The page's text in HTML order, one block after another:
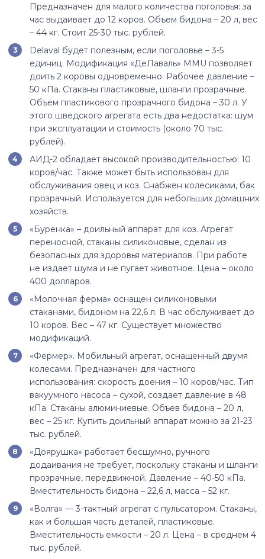
Предназначен для малого количества поголовья: за
час выдаивает до 12 коров. Объем бидона – 20 л, вес
– 44 кг. Стоит 25-30 тыс. рублей.
Delaval будет полезным, если поголовье – 3-5
единиц. Модификация «ДеЛаваль» ММU позволяет
доить 2 коровы одновременно. Рабочее давление –
50 кПа. Стаканы пластиковые, шланги прозрачные.
Объем пластикового прозрачного бидона – 30 л. У
этого шведского агрегата есть два недостатка: шум
при эксплуатации и стоимость (около 70 тыс.
рублей).
АИД-2 обладает высокой производительностью: 10
коров/час. Также может быть использован для
обслуживания овец и коз. Снабжен колесиками, бак
прозрачный. Используется для небольших домашних
хозяйств.
«Буренка» – доильный аппарат для коз. Агрегат
переносной, стаканы силиконовые, сделан из
безопасных для здоровья материалов. При работе
не издает шума и не пугает животное. Цена – около
400 долларов.
«Молочная ферма» оснащен силиконовыми
стаканами, бидоном на 22,6 л. В час обслуживает до
10 коров. Вес – 47 кг. Существует множество
модификаций.
«Фермер». Мобильный агрегат, оснащенный двумя
колесами. Предназначен для частного
использования: скорость доения – 10 коров/час. Тип
вакуумного насоса – сухой, создает давление в 48
кПа. Стаканы алюминиевые. Объев бидона – 20 л,
вес – 25 кг. Купить доильный аппарат можно за 21-23
тыс. рублей.
«Доярушка» работает бесшумно, ручного
додаивания не требует, поскольку стаканы и шланги
прозрачные, передвижной. Давление – 40-50 кПа.
Вместительность бидона – 22,6 л, масса – 52 кг.
«Волга» — 3-тактный агрегат с пульсатором. Стаканы,
как и большая часть деталей, пластиковые.
Вместительность емкости – 20 л. Цена – в среднем 4
тыс. рублей.